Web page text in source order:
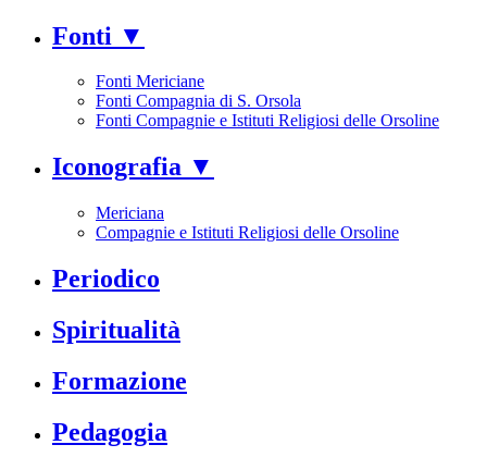
Fonti ▼
Fonti Mericiane
Fonti Compagnia di S. Orsola
Fonti Compagnie e Istituti Religiosi delle Orsoline
Iconografia ▼
Mericiana
Compagnie e Istituti Religiosi delle Orsoline
Periodico
Spiritualità
Formazione
Pedagogia